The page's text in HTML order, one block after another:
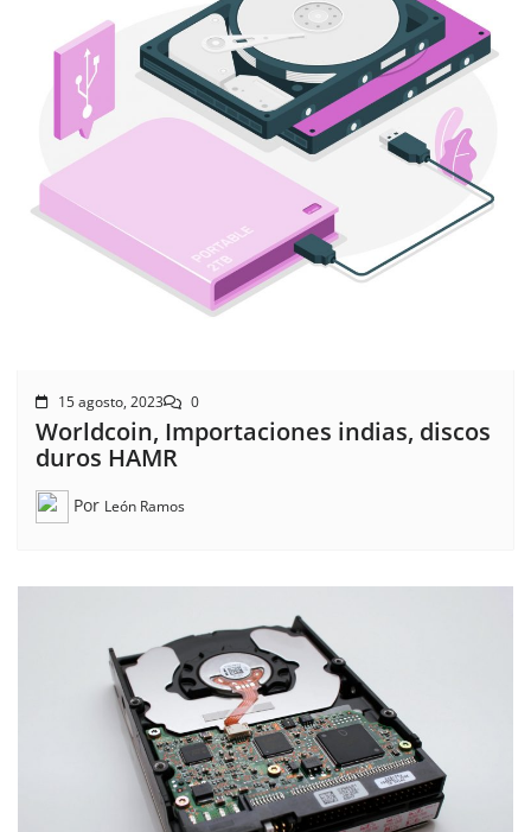
15 agosto, 2023 0
Worldcoin, Importaciones indias, discos
duros HAMR
Por León Ramos